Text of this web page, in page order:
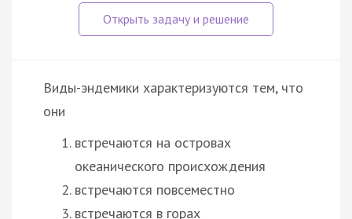
Виды-эндемики характеризуются тем, что
они
встречаются на островах
океанического происхождения
встречаются повсеместно
встречаются в горах